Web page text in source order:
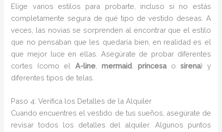
Elige varios estilos para probarte, incluso si no estás
completamente segura de qué tipo de vestido deseas. A
veces, las novias se sorprenden al encontrar que el estilo
que no pensaban que les quedaría bien, en realidad es el
que mejor luce en ellas. Asegúrate de probar diferentes
cortes (como el A-line, mermaid, princesao sirena) y
diferentes tipos de telas.
Paso 4: Verifica los Detalles de la Alquiler
Cuando encuentres el vestido de tus sueños, asegúrate de
revisar todos los detalles del alquiler. Algunos puntos